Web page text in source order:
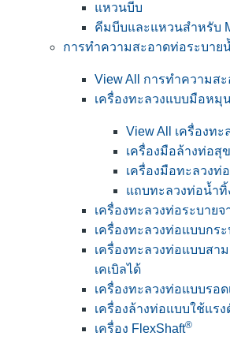
แหวนบีบ
คีมบีบและแหวนสำหรับ
การทำความสะอาดท่อระบาย
View All การทำความส
เครื่องทะลวงแบบมือหมุ
View All เครื่องท
เครื่องมือล้างท่อสุ
เครื่องมือทะลวง
แถบทะลวงท่อน้ำทิ้
เครื่องทะลวงท่อระบายจ
เครื่องทะลวงท่อแบบกร
เครื่องทะลวงท่อแบบสา
เคเบิลได้
เครื่องทะลวงท่อแบบรอด
เครื่องล้างท่อแบบใช้แร
เครื่อง FlexShaft®